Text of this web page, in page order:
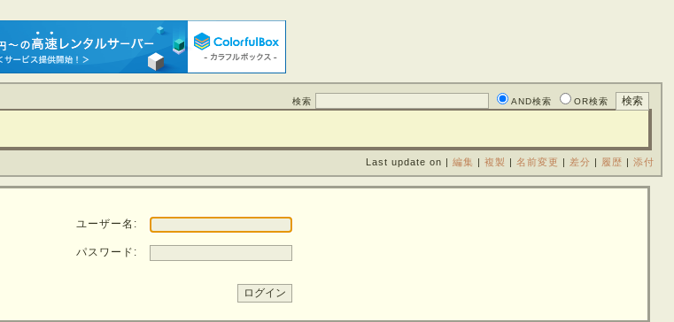
検索 AND検索 OR検索
Last update on | 編集 | 複製 | 名前変更 | 差分 | 履歴 | 添付
ユーザー名:
パスワード: